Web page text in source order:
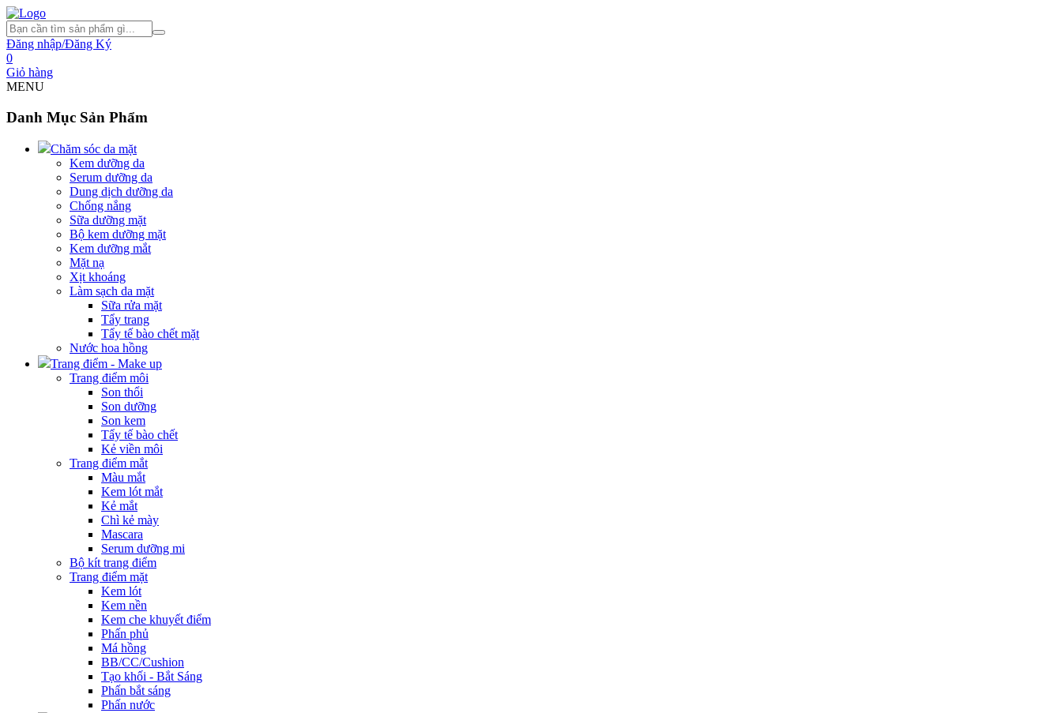
Đăng nhập/Đăng Ký
0
Giỏ hàng
MENU
Danh Mục Sản Phẩm
Chăm sóc da mặt
Kem dưỡng da
Serum dưỡng da
Dung dịch dưỡng da
Chống nắng
Sữa dưỡng mặt
Bộ kem dưỡng mặt
Kem dưỡng mắt
Mặt nạ
Xịt khoáng
Làm sạch da mặt
Sữa rửa mặt
Tẩy trang
Tẩy tế bào chết mặt
Nước hoa hồng
Trang điểm - Make up
Trang điểm môi
Son thổi
Son dưỡng
Son kem
Tẩy tế bào chết
Kẻ viền môi
Trang điểm mắt
Màu mắt
Kem lót mắt
Kẻ mắt
Chì kẻ mày
Mascara
Serum dưỡng mi
Bộ kít trang điểm
Trang điểm mặt
Kem lót
Kem nền
Kem che khuyết điểm
Phấn phủ
Má hồng
BB/CC/Cushion
Tạo khối - Bắt Sáng
Phấn bắt sáng
Phấn nước